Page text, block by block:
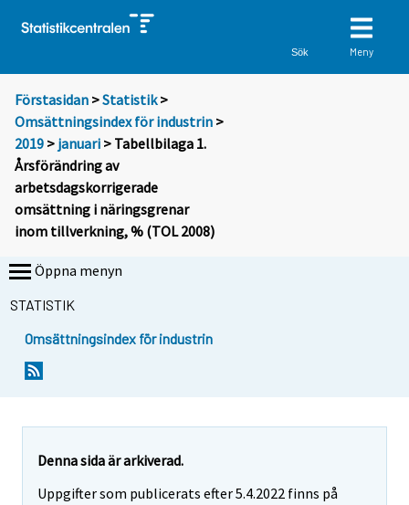
Sök Meny
Förstasidan >Statistik >
Omsättningsindex för industrin >
2019 > januari > Tabellbilaga 1.
Årsförändring av
arbetsdagskorrigerade
omsättning i näringsgrenar
inom tillverkning, % (TOL 2008)
Öppna menyn
STATISTIK
Omsättningsindex för industrin
Denna sida är arkiverad.
Uppgifter som publicerats efter 5.4.2022 finns på